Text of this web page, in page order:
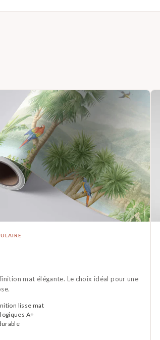
mat élégante. Le choix idéal pour une
lisse mat
A+